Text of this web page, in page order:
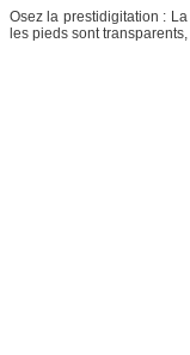
Osez la prestidigitation :
les pieds sont